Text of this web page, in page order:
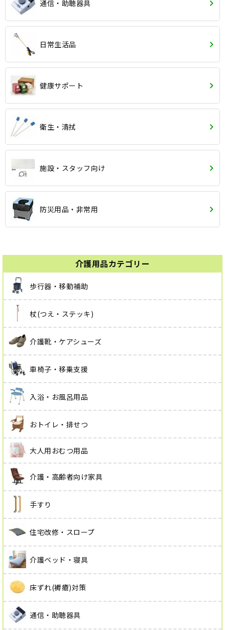
介護用品カテゴリー
歩行器・移動補助
杖(つえ・ステッキ)
介護靴・ケアシューズ
車椅子・移乗支援
入浴・お風呂用品
おトイレ・排せつ
大人用おむつ用品
介護・高齢者向け家具
手すり
住宅改修・スロープ
介護ベッド・寝具
床ずれ(褥瘡)対策
通信・助聴器具
通信・助聴器具
日常生活品
健康サポート
衛生・清拭
施設・スタッフ向け
防災用品・非常用